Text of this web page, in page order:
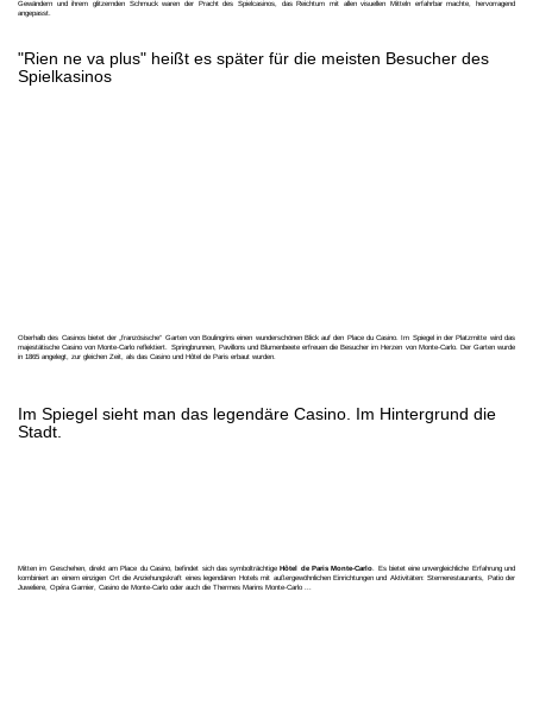
Gewändern und ihrem glitzernden Schmuck waren der Pracht des Spielcasinos, das Reichtum mit allen visuellen Mitteln erfahrbar machte, hervorragend
angepasst.
"Rien ne va plus" heißt es später für die meisten Besucher des
Spielkasinos
Oberhalb des Casinos bietet der „französische“ Garten von Boulingrins einen wunderschönen Blick auf den Place du Casino. Im Spiegel in der Platzmitte wird das
majestätische Casino von Monte-Carlo reflektiert. Springbrunnen, Pavillons und Blumenbeete erfreuen die Besucher im Herzen von Monte-Carlo. Der Garten wurde
in 1865 angelegt, zur gleichen Zeit, als das Casino und Hôtel de Paris erbaut wurden.
Im Spiegel sieht man das legendäre Casino. Im Hintergrund die
Stadt.
Mitten im Geschehen, direkt am Place du Casino, befindet sich das symbolträchtige Hôtel de Paris Monte-Carlo . Es bietet eine unvergleichliche Erfahrung und
kombiniert an einem einzigen Ort die Anziehungskraft eines legendären Hotels mit außergewöhnlichen Einrichtungen und Aktivitäten: Sternerestaurants, Patio der
Juweliere, Opéra Garnier, Casino de Monte-Carlo oder auch die Thermes Marins Monte-Carlo ...